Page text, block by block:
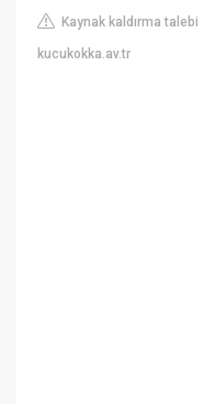
Kaynak kaldırma talebi
kucukokka.av.tr